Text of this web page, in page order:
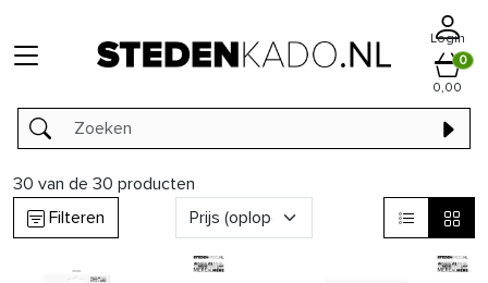
Login
0
0,00
30 van de 30 producten
Filteren